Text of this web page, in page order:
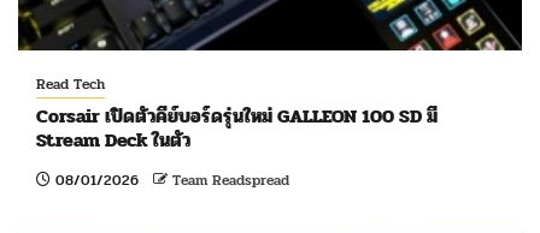
Read Tech
Corsair เปิดตัวคีย์บอร์ดรุ่นใหม่ GALLEON 100 SD มี
Stream Deck ในตัว
08/01/2026 Team Readspread